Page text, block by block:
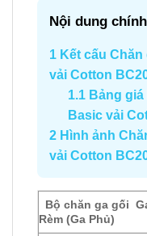
Nội dung chính
1 Kết cấu
vải Cotton
1.1Bảng giá
Basic vải
2 Hình ảnh
vải Cotton
Bộ chăn ga gối
Rèm (Ga Phủ)